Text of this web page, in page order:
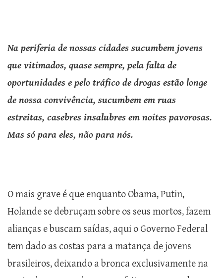
Na periferia de nossas cidades sucumbem jovens
que vitimados, quase sempre, pela falta de
oportunidades e pelo tráfico de drogas estão longe
de nossa convivência, sucumbem em ruas
estreitas, casebres insalubres em noites pavorosas.
Mas só para eles, não para nós.
O mais grave é que enquanto Obama, Putin,
Holande se debruçam sobre os seus mortos, fazem
alianças e buscam saídas, aqui o Governo Federal
tem dado as costas para a matança de jovens
brasileiros, deixando a bronca exclusivamente na